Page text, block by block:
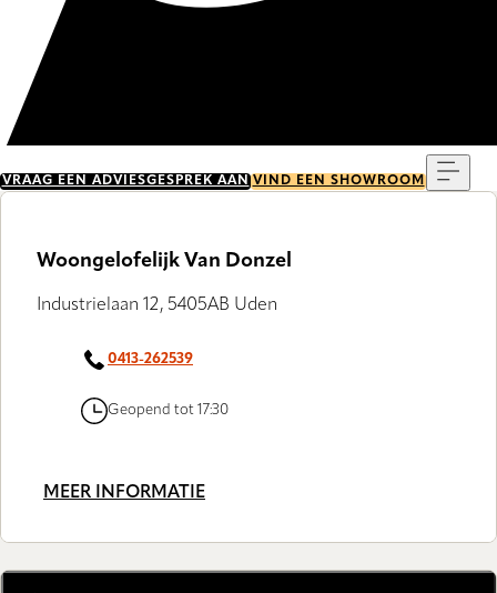
VRAAG EEN ADVIESGESPREK AAN VIND EEN SHOWROOM
Woongelofelijk Van Donzel
Industrielaan 12, 5405AB Uden
0413-262539
Geopend tot 17:30
MEER INFORMATIE